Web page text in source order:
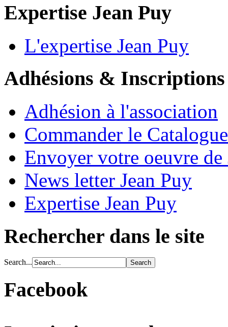
Expertise Jean Puy
L'expertise Jean Puy
Adhésions & Inscriptions
Adhésion à l'association
Commander le
Envoyer votre oeuvre de
News letter Jean Puy
Expertise Jean Puy
Rechercher dans le site
Search...
Facebook